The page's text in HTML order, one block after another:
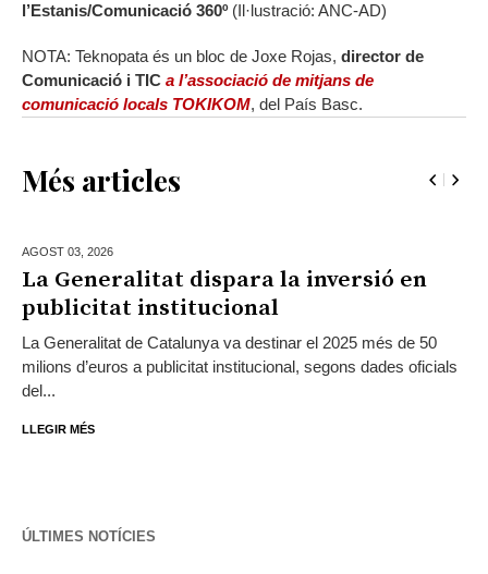
l’Estanis/Comunicació 360º(Il·lustració: ANC-AD)
NOTA: Teknopata és un bloc de Joxe Rojas, director de
Comunicació i TIC a l’associació de mitjans de
comunicació locals TOKIKOM, del País Basc.
Més articles
AGOST 03, 2026
La Generalitat dispara la inversió en
publicitat institucional
La Generalitat de Catalunya va destinar el 2025 més de 50
milions d’euros a publicitat institucional, segons dades oficials
del...
LLEGIR MÉS
ÚLTIMES NOTÍCIES